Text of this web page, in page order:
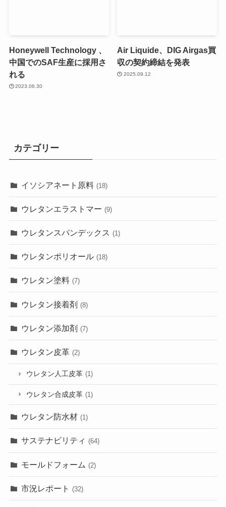
Honeywell Technology 、
中国でのSAF生産に採用さ
れる
2023.06.30
Air Liquide、DIG Airgas買
収の契約締結を発表
2025.09.12
カテゴリー
イソシアネート原料 (18)
ウレタンエラストマー (9)
ウレタンスパンデックス (1)
ウレタンポリオール (18)
ウレタン塗料 (7)
ウレタン接着剤 (8)
ウレタン添加剤 (7)
ウレタン皮革 (2)
ウレタン人工皮革 (1)
ウレタン合成皮革 (1)
ウレタン防水材 (1)
サステナビリティ (64)
モールドフォーム (2)
市況レポート (32)